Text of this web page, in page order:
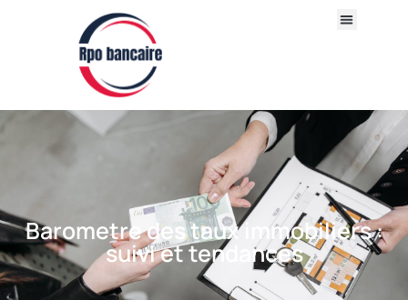
Barometre des taux immobiliers :
suivi et tendances